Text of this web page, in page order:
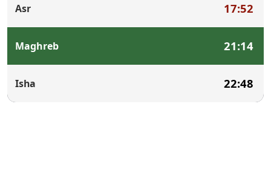
Asr 17:52
Maghreb 21:14
Isha 22:48